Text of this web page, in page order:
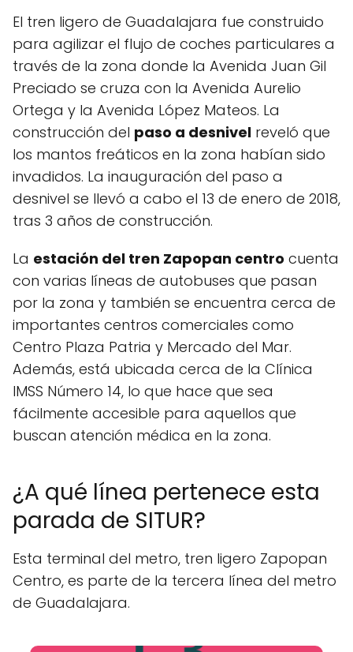
El tren ligero de Guadalajara fue construido
para agilizar el flujo de coches particulares a
través de la zona donde la Avenida Juan Gil
Preciado se cruza con la Avenida Aurelio
Ortega y la Avenida López Mateos. La
construcción del paso a desnivel reveló que
los mantos freáticos en la zona habían sido
invadidos. La inauguración del paso a
desnivel se llevó a cabo el 13 de enero de 2018,
tras 3 años de construcción.
La estación del tren Zapopan centro cuenta
con varias líneas de autobuses que pasan
por la zona y también se encuentra cerca de
importantes centros comerciales como
Centro Plaza Patria y Mercado del Mar.
Además, está ubicada cerca de la Clínica
IMSS Número 14, lo que hace que sea
fácilmente accesible para aquellos que
buscan atención médica en la zona.
¿A qué línea pertenece esta
parada de SITUR?
Esta terminal del metro, tren ligero Zapopan
Centro, es parte de la tercera línea del metro
de Guadalajara.